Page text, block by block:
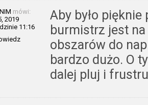
mówi:
2019
11:16
Aby było
burmistrz jest
obszarów do
bardzo dużo. O
dalej pluj i